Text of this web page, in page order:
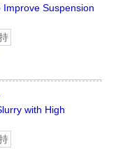
Suspension
with High